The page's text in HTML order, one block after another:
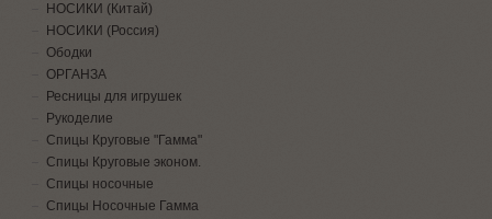
НОСИКИ (Китай)
НОСИКИ (Россия)
Ободки
ОРГАНЗА
Ресницы для игрушек
Рукоделие
Спицы Круговые "Гамма"
Спицы Круговые эконом.
Спицы носочные
Спицы Носочные Гамма